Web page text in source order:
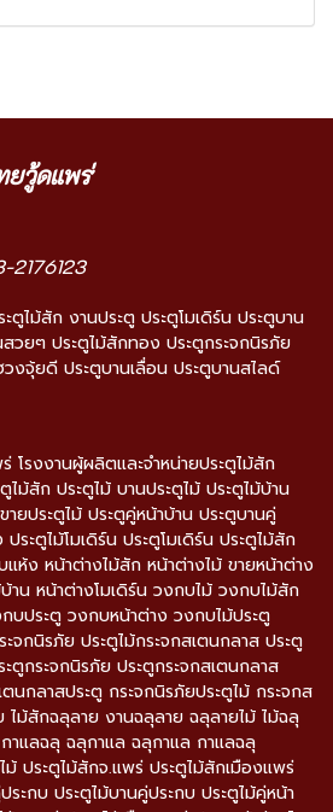
ยวู้ดแพร่
2176123
ตูไม้สัก งานประตู ประตูโมเดิร์น ประตูบาน
วยๆ ประตูไม้สักทอง ประตูกระจกนิรภัย
งจุ้ยดี ประตูบานเลื่อน ประตูบานสไลด์
โรงงานผู้ผลิตและจำหน่ายประตูไม้สัก
ม้สัก ประตูไม้ บานประตูไม้ ประตูไม้บ้าน
ายประตูไม้ ประตูคู่หน้าบ้าน ประตูบานคู่
ระตูไม้โมเดิร์น ประตูโมเดิร์น ประตูไม้สัก
ห้ง หน้าต่างไม้สัก หน้าต่างไม้ ขายหน้าต่าง
าน หน้าต่างโมเดิร์น วงกบไม้ วงกบไม้สัก
บประตู วงกบหน้าต่าง วงกบไม้ประตู
จกนิรภัย ประตูไม้กระจกสเตนกลาส ประตู
ตูกระจกนิรภัย ประตูกระจกสเตนกลาส
นกลาสประตู กระจกนิรภัยประตูไม้ กระจกส
ไม้สักฉลุลาย งานฉลุลาย ฉลุลายไม้ ไม้ฉลุ
าแลฉลุ ฉลุกาแล ฉลุกาแล กาแลฉลุ
ม้ ประตูไม้สักจ.แพร่ ประตูไม้สักเมืองแพร่
ะกบ ประตูไม้บานคู่ประกบ ประตูไม้คู่หน้า